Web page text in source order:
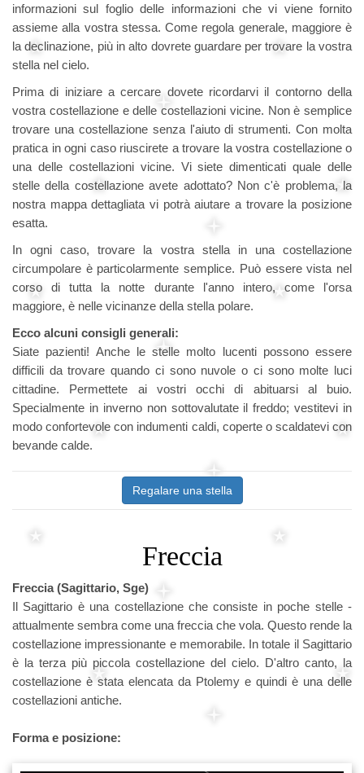
informazioni sul foglio delle informazioni che vi viene fornito
assieme alla vostra stessa. Come regola generale, maggiore è
la declinazione, più in alto dovrete guardare per trovare la vostra
stella nel cielo.
Prima di iniziare a cercare dovete ricordarvi il contorno della
vostra costellazione e delle costellazioni vicine. Non è semplice
trovare una costellazione senza l'aiuto di strumenti. Con molta
pratica in ogni caso riuscirete a trovare la vostra costellazione o
una delle costellazioni vicine. Vi siete dimenticati quale delle
stelle della costellazione avete adottato? Non c'è problema, la
nostra mappa dettagliata vi potrà aiutare a trovare la posizione
esatta.
In ogni caso, trovare la vostra stella in una costellazione
circumpolare è particolarmente semplice. Può essere vista nel
corso di tutta la notte durante l'anno intero, come l'orsa
maggiore, è nelle vicinanze della stella polare.
Ecco alcuni consigli generali:
Siate pazienti! Anche le stelle molto lucenti possono essere
difficili da trovare quando ci sono nuvole o ci sono molte luci
cittadine. Permettete ai vostri occhi di abituarsi al buio.
Specialmente in inverno non sottovalutate il freddo; vestitevi in
modo confortevole con indumenti caldi, coperte o scaldatevi con
bevande calde.
Regalare una stella
Freccia
Freccia (Sagittario, Sge)
Il Sagittario è una costellazione che consiste in poche stelle -
attualmente sembra come una freccia che vola. Questo rende la
costellazione impressionante e memorabile. In totale il Sagittario
è la terza più piccola costellazione del cielo. D'altro canto, la
costellazione è stata elencata da Ptolemy e quindi è una delle
costellazioni antiche.
Forma e posizione: